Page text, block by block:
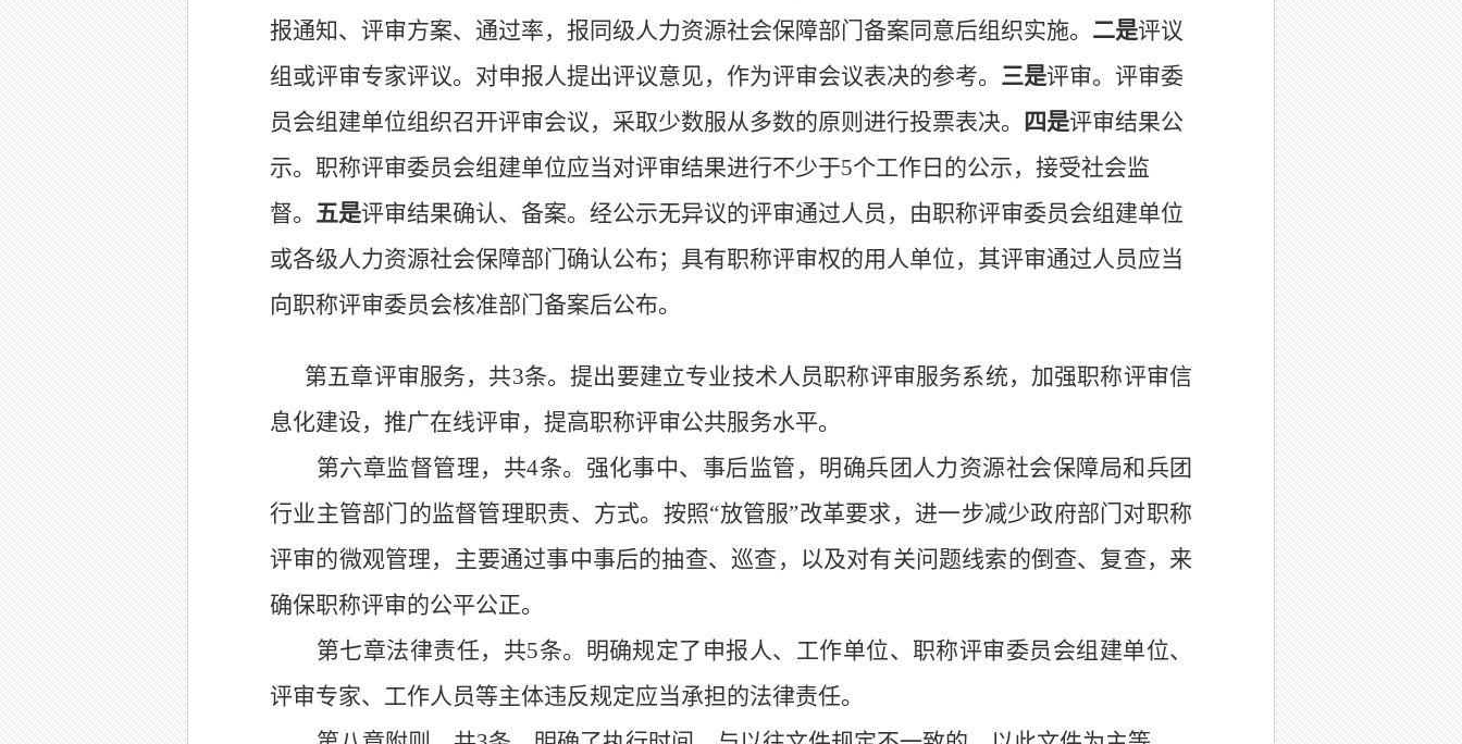
报通知、 评审方案、通过率，报同级人力资源社会保障部门备案同意后组织实施。 二是评议
组或评审专家评议。 对申报人提出评议意见，作为评审会议表决的参考。 三是评审。评审委
员会组建单位组织召开评审会议，采取少数服从多数的原则进行投票表决。
四是评审结果公
示。职称评审委员会组建单位应当对评审结果进行不少于5个工作日的公示，接受社会监
督。 五是评审结果确认、备案。经公示无异议的评审通过人员，由职称评审委员会组建单位
或各级人力资源社会保障部门确认公布； 具有职称评审权的用人单位，其评审通过人员应当
向职称评审委员会核准部门备案后公布。
第五章评审服务，共3条。提出要建立专业技术人员职称评审服务系统，加强职称评审信
息化建设，推广在线评审，提高职称评审公共服务水平。
第六章监督管理，共4条。 强化事中、事后监管，明确兵团 人力资源社会保障局和兵团
行业主管部门 的监督管理职责、方式。 按照“放管服”改革要求，进一步减少政府部门对职称
评审的微观管理，主要通过事中事后的抽查、巡查，以及对有关问题线索的倒查、复查，来
确保职称评审的公平公正。
第七章法律责任，共5条。 明确规定了申报人、工作单位、职称评审委员会组建单位、
评审专家、工作人员等主体违反规定应当承担的法律责任。